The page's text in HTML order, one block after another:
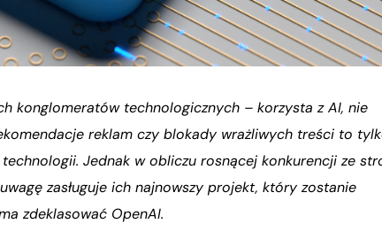
konglomeratów technologicznych – korzysta z AI, nie
reklam czy blokady wrażliwych treści to
Jednak w obliczu rosnącej konkurencji ze
zasługuje ich najnowszy projekt, który zostanie
zdeklasować OpenAI.